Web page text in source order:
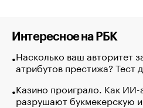
Интересное на РБК
Насколько ваш авторитет
атрибутов престижа? Тест
Казино проиграло. Как ИИ-
разрушают букмекерскую